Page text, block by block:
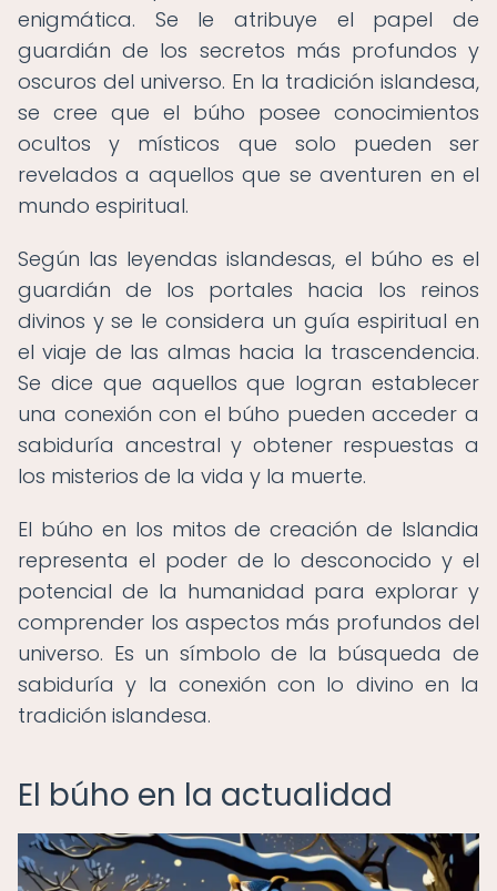
enigmática. Se le atribuye el papel de
guardián de los secretos más profundos y
oscuros del universo. En la tradición islandesa,
se cree que el búho posee conocimientos
ocultos y místicos que solo pueden ser
revelados a aquellos que se aventuren en el
mundo espiritual.
Según las leyendas islandesas, el búho es el
guardián de los portales hacia los reinos
divinos y se le considera un guía espiritual en
el viaje de las almas hacia la trascendencia.
Se dice que aquellos que logran establecer
una conexión con el búho pueden acceder a
sabiduría ancestral y obtener respuestas a
los misterios de la vida y la muerte.
El búho en los mitos de creación de Islandia
representa el poder de lo desconocido y el
potencial de la humanidad para explorar y
comprender los aspectos más profundos del
universo. Es un símbolo de la búsqueda de
sabiduría y la conexión con lo divino en la
tradición islandesa.
El búho en la actualidad